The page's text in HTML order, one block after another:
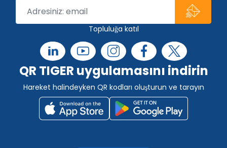
Topluluğa katıl
QR TIGER uygulamasını indirin
Hareket halindeyken QR kodları oluşturun ve tarayın